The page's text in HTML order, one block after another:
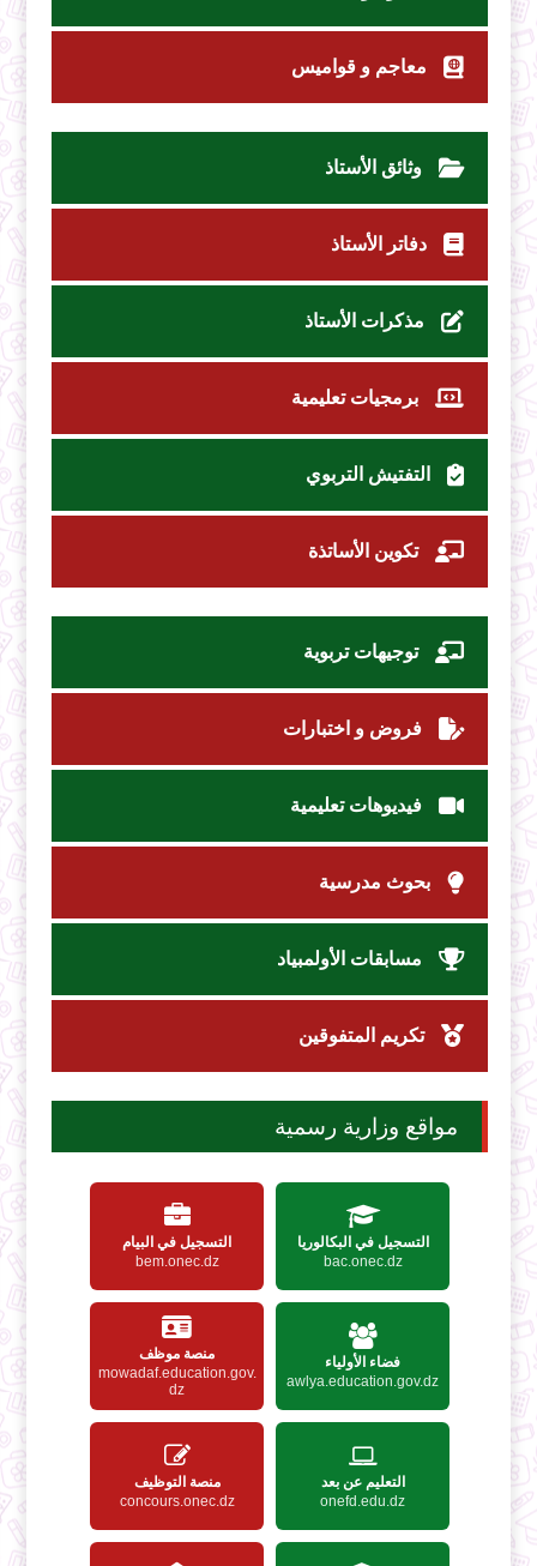
معاجم و قواميس
وثائق الأستاذ
دفاتر الأستاذ
مذكرات الأستاذ
برمجيات تعليمية
التفتيش التربوي
تكوين الأساتذة
توجيهات تربوية
فروض و اختبارات
فيديوهات تعليمية
بحوث مدرسية
مسابقات الأولمبياد
تكريم المتفوقين
مواقع وزارية رسمية
التسجيل في البكالوريا
bac.onec.dz
التسجيل في البيام
bem.onec.dz
فضاء الأولياء
awlya.education.gov.dz
منصة موظف
mowadaf.education.gov.
dz
التعليم عن بعد
onefd.edu.dz
منصة التوظيف
concours.onec.dz